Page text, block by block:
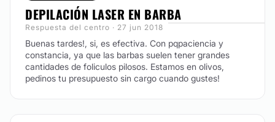
DEPILACIÓN LASER EN BARBA
Respuesta del centro · 27 jun 2018
Buenas tardes!, si, es efectiva. Con pqpaciencia y
constancia, ya que las barbas suelen tener grandes
cantidades de foliculos pilosos. Estamos en olivos,
pedinos tu presupuesto sin cargo cuando gustes!